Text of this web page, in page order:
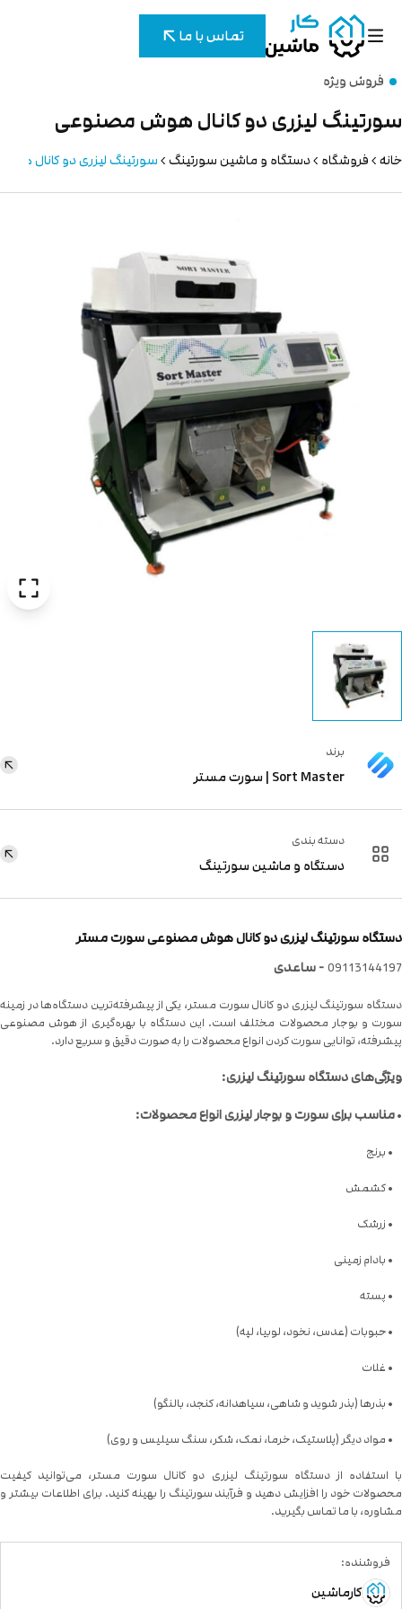
تماس با ما
فروش ویژه
لیزری دو کانال هوش مصنوعی
فروشگاه دستگاه و ماشین سورتینگ سورتینگ لیزری دو کانال
برند
Sort Master | سورت مستر
دسته بندی
دستگاه و ماشین سورتینگ
سورتینگ لیزری دو کانال هوش مصنوعی سورت مستر
- ساعدی
سورتینگ لیزری دو کانال سورت مستر، یکی از پیشرفته‌ترین دستگاه‌ها در زمینه
و بوجار محصولات مختلف است. این دستگاه با بهره‌گیری از هوش مصنوعی
توانایی سورت کردن انواع محصولات را به صورت دقیق و سریع دارد.
دستگاه سورتینگ لیزری:
مناسب برای سورت و بوجار لیزری انواع محصولات:
برنج
کشمش
زرشک
زمینی
پسته
(عدس، نخود، لوبیا، لپه)
غلات
(بذر شوید و شاهی، سیاهدانه، کنجد، بالنگو)
دیگر (پلاستیک، خرما، نمک، شکر، سنگ سیلیس و روی)
استفاده از دستگاه سورتینگ لیزری دو کانال سورت مستر، می‌توانید کیفیت
خود را افزایش دهید و فرآیند سورتینگ را بهینه کنید. برای اطلاعات بیشتر و
با ما تماس بگیرید.
فروشنده:
کارماشین